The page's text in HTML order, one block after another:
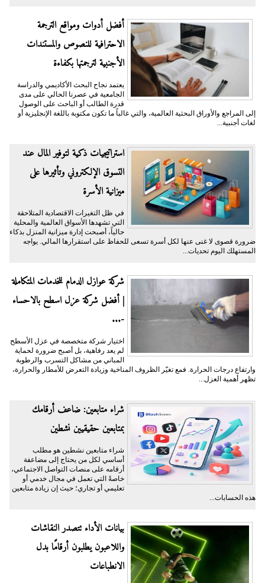
أفضل أدوات ومواقع الترجمة
الاحترافية للنصوص والمستندات
الأجنبية لترجمتها بكفاءة
يعتمد نجاح البحث الأكاديمي والدراسة
الجامعية في عصرنا الحالي على مدى
قدرة الطالب أو الباحث على الوصول
إلى المراجع والأوراق البحثية العالمية، والتي غالباً ما تكون مكتوبة باللغة الإنجليزية أو
لغات أجنبية...
​استراتيجيات ذكية لتوفير المال عند
التسوق الإلكتروني وتأثيرها على
ميزانية الأسرة
​في ظل التغيرات الاقتصادية المتلاحقة
التي تشهدها الأسواق العالمية والمحلية
حالياً، أصبحت إدارة ميزانية المنزل بذكاء
ضرورة قصوى لا غنى عنها لكل أسرة تسعى للحفاظ على استقرارها المالي. يواجه
المستهلك اليوم تحديات...
شركة عوازل الدمام للخدمات المتكاملة
| أفضل شركة عزل اسطح بالاحساء
-...
اختيار شركة متخصصة في عزل الأسطح
لم يعد رفاهية، بل أصبح ضرورة لحماية
المباني من مشاكل التسرب والرطوبة
وارتفاع درجات الحرارة. فمع تغيّر الظروف المناخية وزيادة التعرض للأمطار والحرارة،
تظهر أهمية العزل...
شراء متابعين: ضاعف أرقامك
بمتابعين حقيقيين نشطين
شراء متابعين نشطين هو مطلب
أساسي لكل من يحتاج إلى مضاعفة
أرقامه على منصات التواصل الاجتماعي،
خاصةً التي تعمل في مجال خدمي أو
تعليمي أو تجاري؛ حيث إن زيادة متابعين
هذه الحسابات...
بيانات الأداء تتصدر النقاشات
واللاعبون يطلبون أرقامًا بدل
الانطباعات